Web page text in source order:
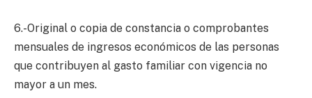
6.-Original o copia de constancia o comprobantes
mensuales de ingresos económicos de las personas
que contribuyen al gasto familiar con vigencia no
mayor a un mes.